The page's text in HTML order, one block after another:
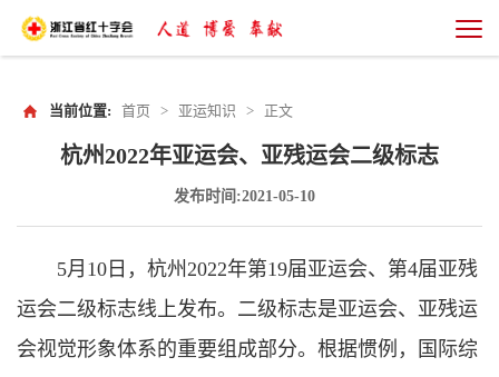
当前位置: 首页 > 亚运知识 > 正文
杭州2022年亚运会、亚残运会二级标志
发布时间:2021-05-10
5月10日，杭州2022年第19届亚运会、第4届亚残
运会二级标志线上发布。二级标志是亚运会、亚残运
会视觉形象体系的重要组成部分。根据惯例，国际综